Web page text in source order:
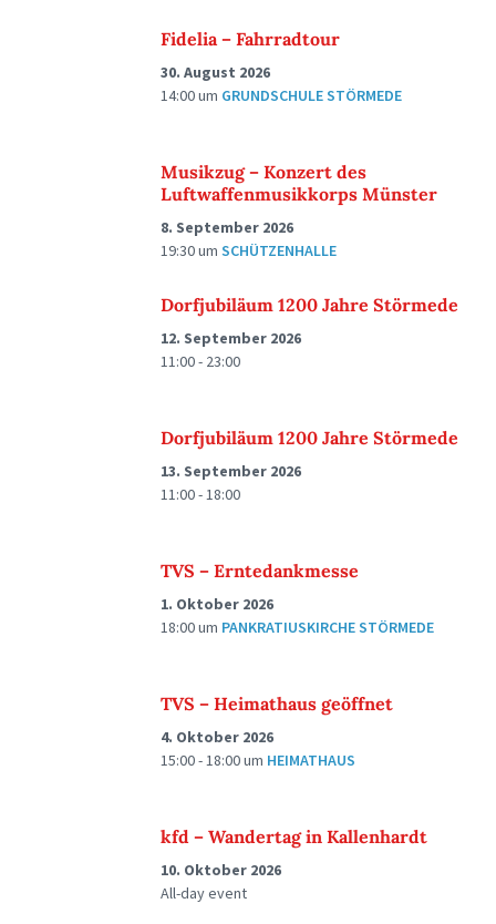
Fidelia – Fahrradtour
30. August 2026
14:00um GRUNDSCHULE STÖRMEDE
Musikzug – Konzert des
Luftwaffenmusikkorps Münster
8. September 2026
19:30um SCHÜTZENHALLE
Dorfjubiläum 1200 Jahre Störmede
12. September 2026
11:00 - 23:00
Dorfjubiläum 1200 Jahre Störmede
13. September 2026
11:00 - 18:00
TVS – Erntedankmesse
1. Oktober 2026
18:00um PANKRATIUSKIRCHE STÖRMEDE
TVS – Heimathaus geöffnet
4. Oktober 2026
15:00 - 18:00um HEIMATHAUS
kfd – Wandertag in Kallenhardt
10. Oktober 2026
All-day event